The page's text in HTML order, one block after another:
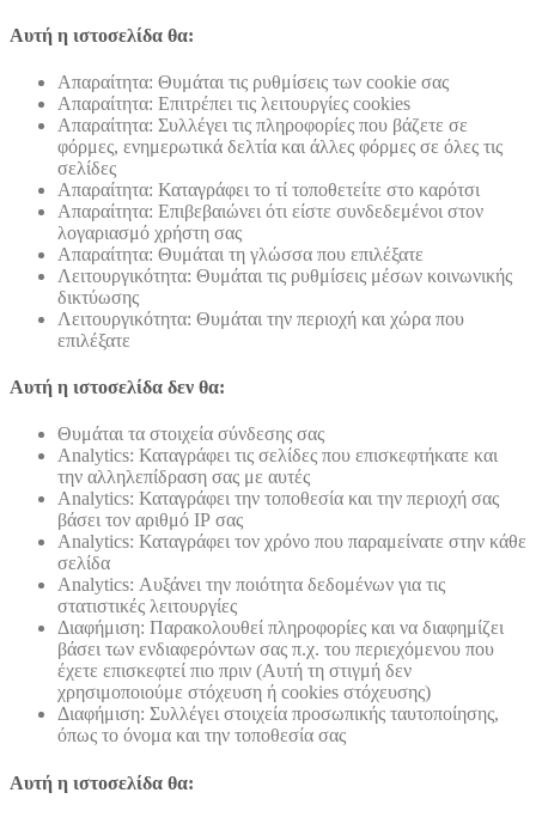
Αυτή η ιστοσελίδα θα:
Απαραίτητα: Θυμάται τις ρυθμίσεις των cookie σας
Απαραίτητα: Επιτρέπει τις λειτουργίες cookies
Απαραίτητα: Συλλέγει τις πληροφορίες που βάζετε σε
φόρμες, ενημερωτικά δελτία και άλλες φόρμες σε όλες τις
σελίδες
Απαραίτητα: Καταγράφει το τί τοποθετείτε στο καρότσι
Απαραίτητα: Επιβεβαιώνει ότι είστε συνδεδεμένοι στον
λογαριασμό χρήστη σας
Απαραίτητα: Θυμάται τη γλώσσα που επιλέξατε
Λειτουργικότητα: Θυμάται τις ρυθμίσεις μέσων κοινωνικής
δικτύωσης
Λειτουργικότητα: Θυμάται την περιοχή και χώρα που
επιλέξατε
Αυτή η ιστοσελίδα δεν θα:
Θυμάται τα στοιχεία σύνδεσης σας
Analytics: Καταγράφει τις σελίδες που επισκεφτήκατε και
την αλληλεπίδραση σας με αυτές
Analytics: Καταγράφει την τοποθεσία και την περιοχή σας
βάσει τον αριθμό ΙΡ σας
Analytics: Καταγράφει τον χρόνο που παραμείνατε στην κάθε
σελίδα
Analytics: Αυξάνει την ποιότητα δεδομένων για τις
στατιστικές λειτουργίες
Διαφήμιση: Παρακολουθεί πληροφορίες και να διαφημίζει
βάσει των ενδιαφερόντων σας π.χ. του περιεχόμενου που
έχετε επισκεφτεί πιο πριν (Αυτή τη στιγμή δεν
χρησιμοποιούμε στόχευση ή cookies στόχευσης)
Διαφήμιση: Συλλέγει στοιχεία προσωπικής ταυτοποίησης,
όπως το όνομα και την τοποθεσία σας
Αυτή η ιστοσελίδα θα: